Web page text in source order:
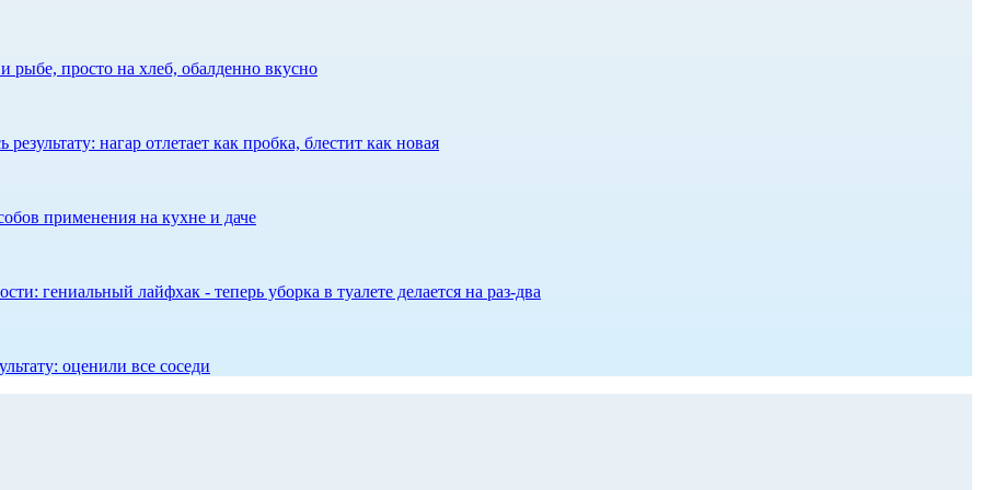
просто на хлеб, обалденно вкусно
нагар отлетает как пробка, блестит как новая
применения на кухне и даче
гениальный лайфхак - теперь уборка в туалете делается на раз-два
оценили все соседи